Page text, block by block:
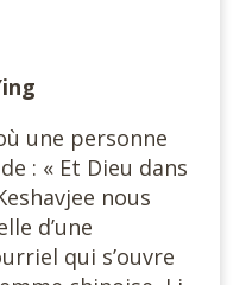
une personne
: « Et Dieu dans
nous
d’une
qui s’ouvre